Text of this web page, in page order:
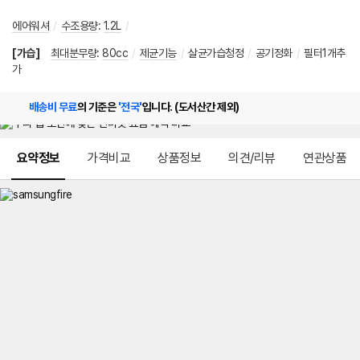
에어워셔 / 수조용량: 1.2L /
[가습] 최대분무량: 80cc / 제균기능 / 살균가습청정 / 공기정화 / 필터1개추
가
배송비 무료의 기준은'전국'입니다. (도서산간 제외)
요약정보 가격비교 상품정보 의견/리뷰 연관상품